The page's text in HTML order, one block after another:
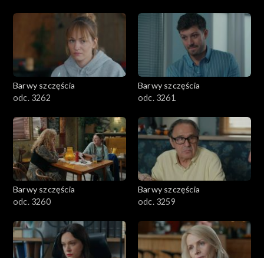
Barwy szczęścia
odc. 3262
Barwy szczęścia
odc. 3261
Barwy szczęścia
odc. 3260
Barwy szczęścia
odc. 3259